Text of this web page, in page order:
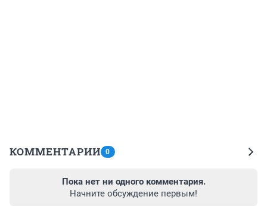
КОММЕНТАРИИ 0
Пока нет ни одного комментария.
Начните обсуждение первым!